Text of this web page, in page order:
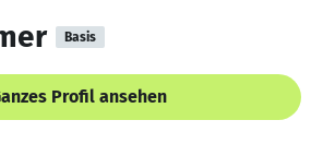
Basis
Profil ansehen